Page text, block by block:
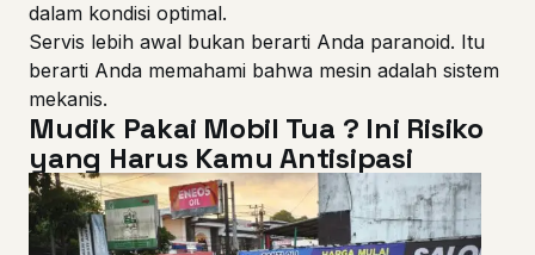
dalam kondisi optimal.
Servis lebih awal bukan berarti Anda paranoid. Itu
berarti Anda memahami bahwa mesin adalah sistem
mekanis.
Mudik Pakai Mobil Tua ? Ini Risiko
yang Harus Kamu Antisipasi